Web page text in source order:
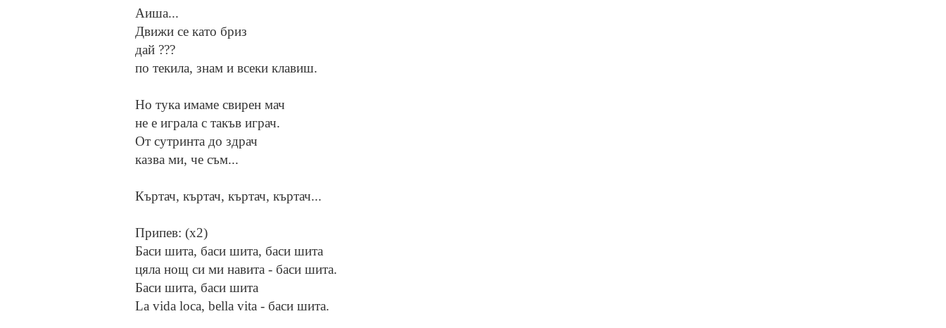
Аиша...
Движи се като бриз
дай ???
по текила, знам и всеки клавиш.
Но тука имаме свирен мач
не е играла с такъв играч.
От сутринта до здрач
казва ми, че съм...
Къртач, къртач, къртач, къртач...
Припев: (x2)
Баси шита, баси шита, баси шита
цяла нощ си ми навита - баси шита.
Баси шита, баси шита
La vida loca, bella vita - баси шита.